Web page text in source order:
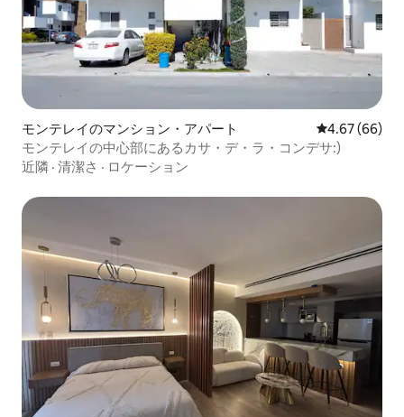
モンテレイのマンション・アパート レビュー66
4.67 (66)
モンテレイの中心部にあるカサ・デ・ラ・コンデサ:)
近隣 · 清潔さ · ロケーション